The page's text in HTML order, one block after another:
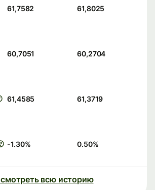
61,7582 61,8025
60,7051 60,2704
61,4585 61,3719
-1.30% 0.50%
всю историю